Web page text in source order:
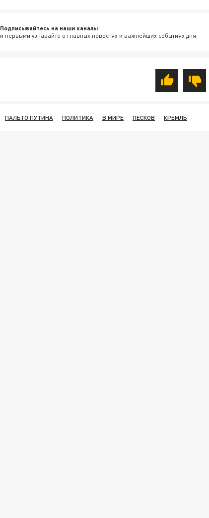
Подписывайтесь на наши каналы
и первыми узнавайте о главных новостях и важнейших событиях дня.
ПАЛЬТО ПУТИНА ПОЛИТИКА В МИРЕ ПЕСКОВ КРЕМЛЬ